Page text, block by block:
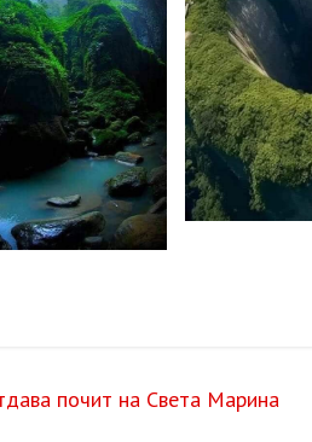
почит на Света Марина